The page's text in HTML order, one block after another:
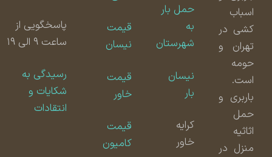
اسباب
کشی در
تهران و
حومه
است.
باربری و
حمل
اثاثیه
منزل در
حمل بار
شهرستان
نیسان
قیمت
نیسان
قیمت
قیمت
کامیون
پاسخگویی از
ساعت ۹ الی ۱۹
رسیدگی به
شکایات و
انتقادات